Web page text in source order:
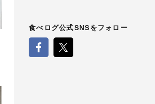
食べログ公式SNSをフォロー